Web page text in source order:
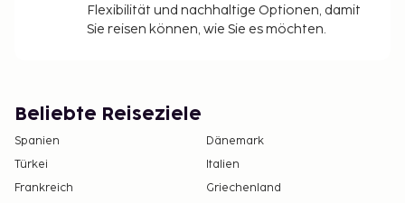
Flexibilität und nachhaltige Optionen, damit
Sie reisen können, wie Sie es möchten.
Beliebte Reiseziele
Spanien
Dänemark
Türkei
Italien
Frankreich
Griechenland